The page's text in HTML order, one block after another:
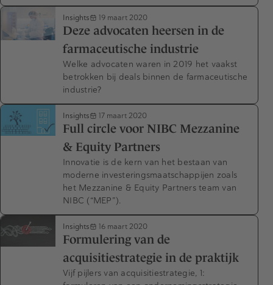
Insights 19 maart 2020
Deze advocaten heersen in de
farmaceutische industrie
Welke advocaten waren in 2019 het vaakst
betrokken bij deals binnen de farmaceutische
industrie?
Insights 17 maart 2020
Full circle voor NIBC Mezzanine
& Equity Partners
Innovatie is de kern van het bestaan van
moderne investeringsmaatschappijen zoals
het Mezzanine & Equity Partners team van
NIBC (“MEP”).
Insights 16 maart 2020
Formulering van de
acquisitiestrategie in de praktijk
Vijf pijlers van acquisitiestrategie, 1: